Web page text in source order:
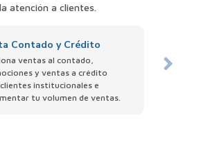
atención a clientes.
Contado y Crédito
ventas al contado,
y ventas a crédito
institucionales e
tu volumen de ventas.